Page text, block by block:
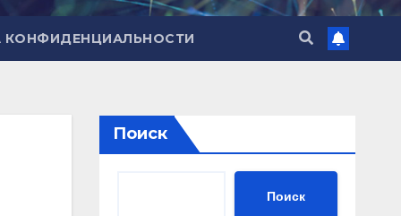
КОНФИДЕНЦИАЛЬНОСТИ
Поиск
Поиск